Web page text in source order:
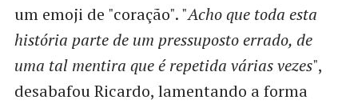
um emoji de "coração". "Acho que toda esta
história parte de um pressuposto errado, de
uma tal mentira que é repetida várias vezes",
desabafou Ricardo, lamentando a forma